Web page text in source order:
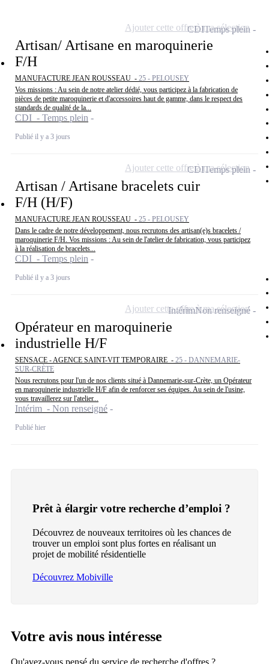
Artisan/ Artisane en maroquinerie
F/H
MANUFACTURE JEAN ROUSSEAU - 25 - PELOUSEY
Vos missions : Au sein de notre atelier dédié, vous participez à la fabrication de
pièces de petite maroquinerie et d'accessoires haut de gamme, dans le respect des
standards de qualité de la...
CDI - Temps plein
Publié il y a 3 jours
CDITemps plein
Ajouter cette offre à ma sélection
Artisan / Artisane bracelets cuir
F/H (H/F)
MANUFACTURE JEAN ROUSSEAU - 25 - PELOUSEY
Dans le cadre de notre développement, nous recrutons des artisan(e)s bracelets /
maroquinerie F/H. Vos missions : Au sein de l'atelier de fabrication, vous participez
à la réalisation de bracelets...
CDI - Temps plein
Publié il y a 3 jours
CDITemps plein
Ajouter cette offre à ma sélection
Opérateur en maroquinerie
industrielle H/F
SENSACE - AGENCE SAINT-VIT TEMPORAIRE - 25 - DANNEMARIE-
SUR-CRÈTE
Nous recrutons pour l'un de nos clients situé à Dannemarie-sur-Crète, un Opérateur
en maroquinerie industrielle H/F afin de renforcer ses équipes. Au sein de l'usine,
vous travaillerez sur l'atelier...
Intérim - Non renseigné
Publié hier
IntérimNon renseigné
Ajouter cette offre à ma sélection
Prêt à élargir votre recherche d’emploi ?
Découvrez de nouveaux territoires où les chances de
trouver un emploi sont plus fortes en réalisant un
projet de mobilité résidentielle
Découvrez Mobiville
Votre avis nous intéresse
Qu'avez-vous pensé du service de recherche d'offres ?